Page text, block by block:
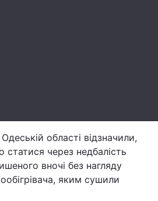
області відзначили,
статися через недбалість
вночі без нагляду
яким сушили